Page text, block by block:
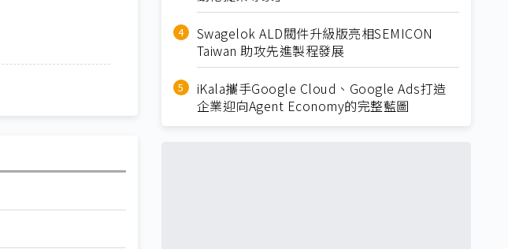
Swagelok ALD閥件升級版亮相SEMICON
Taiwan 助攻先進製程發展
iKala攜手Google Cloud、Google Ads打造
企業迎向Agent Economy的完整藍圖